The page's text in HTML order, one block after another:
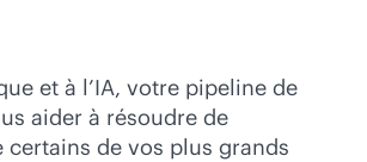
et à l’IA, votre pipeline de
aider à résoudre de
certains de vos plus grands